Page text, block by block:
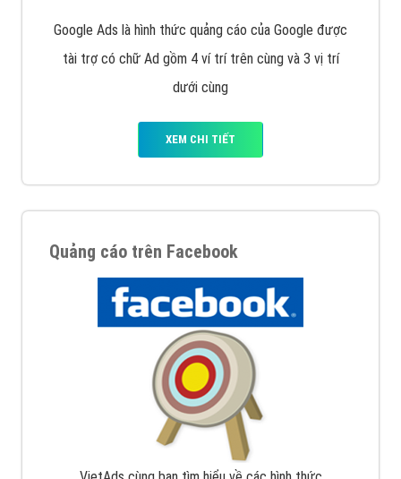
Google Ads là hình thức quảng cáo của Google được
tài trợ có chữ Ad gồm 4 ví trí trên cùng và 3 vị trí
dưới cùng
XEM CHI TIẾT
Quảng cáo trên Facebook